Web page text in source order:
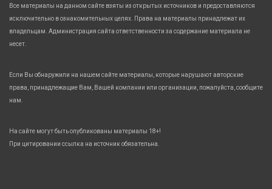
Все материалы на данном сайте взяты из открытых источников и предоставляются
исключительно в ознакомительных целях. Права на материалы принадлежат их
владельцам. Администрация сайта ответственности за содержание материала не
несет.
Если Вы обнаружили на нашем сайте материалы, которые нарушают авторские
права, принадлежащие Вам, Вашей компании или организации, пожалуйста, сообщите
нам.
На сайте могут быть опубликованы материалы 18+!
При цитировании ссылка на источник обязательна.